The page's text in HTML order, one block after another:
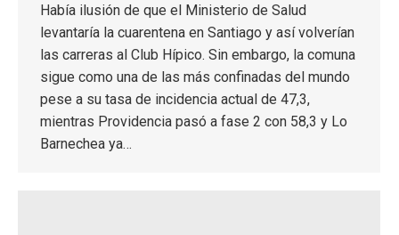
Había ilusión de que el Ministerio de Salud
levantaría la cuarentena en Santiago y así volverían
las carreras al Club Hípico. Sin embargo, la comuna
sigue como una de las más confinadas del mundo
pese a su tasa de incidencia actual de 47,3,
mientras Providencia pasó a fase 2 con 58,3 y Lo
Barnechea ya…